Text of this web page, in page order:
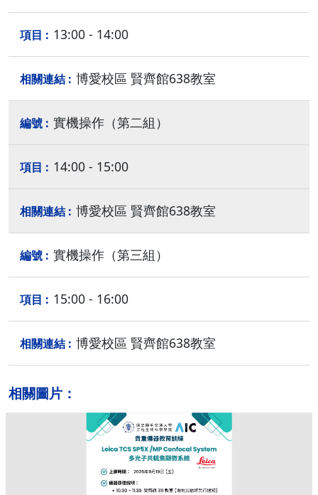
13:00 - 14:00
博愛校區 賢齊館638教室
實機操作（第二組）
14:00 - 15:00
博愛校區 賢齊館638教室
實機操作（第三組）
15:00 - 16:00
博愛校區 賢齊館638教室
相關圖片：